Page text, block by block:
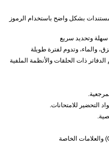
بشكل واضح باستخدام الرموز
وتحديد سريع
والماء، وتدوم لفترة طويلة
التحضير للامتحانات.